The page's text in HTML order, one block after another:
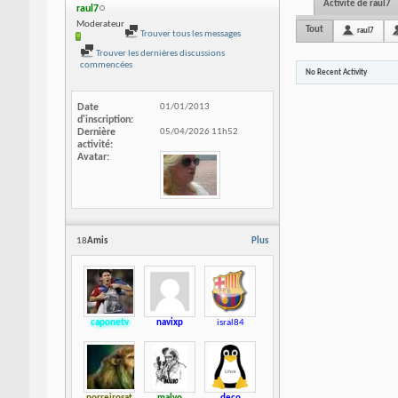
raul7
Moderateur
Trouver tous les messages
Trouver les dernières discussions
commencées
Date
d'inscription
01/01/2013
Dernière
activité
05/04/2026 11h52
Avatar
Plus
18Amis
caponetv navixp isral84
Activité de raul7
Tout raul7
No Recent Activity